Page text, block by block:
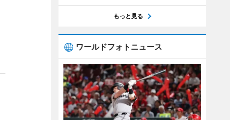
もっと見る
ワールドフォトニュース